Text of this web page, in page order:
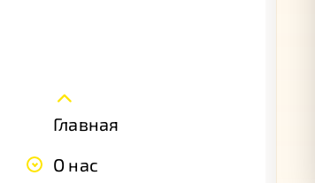
Главная
О нас